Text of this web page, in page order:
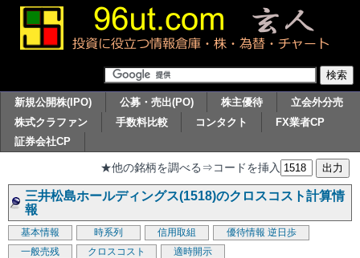
新規公開株(IPO) 公募・売出(PO) 株主優待
立会外分売
株式クラファン
手数料比較 コンタクト
FX業者CP
証券会社CP
★他の銘柄を調べる⇒コードを挿入
三井松島ホールディングス(1518)のクロスコスト計算情
報
基本情報 時系列 信用取組 優待情報 逆日歩
一般売残
クロスコスト 適時開示